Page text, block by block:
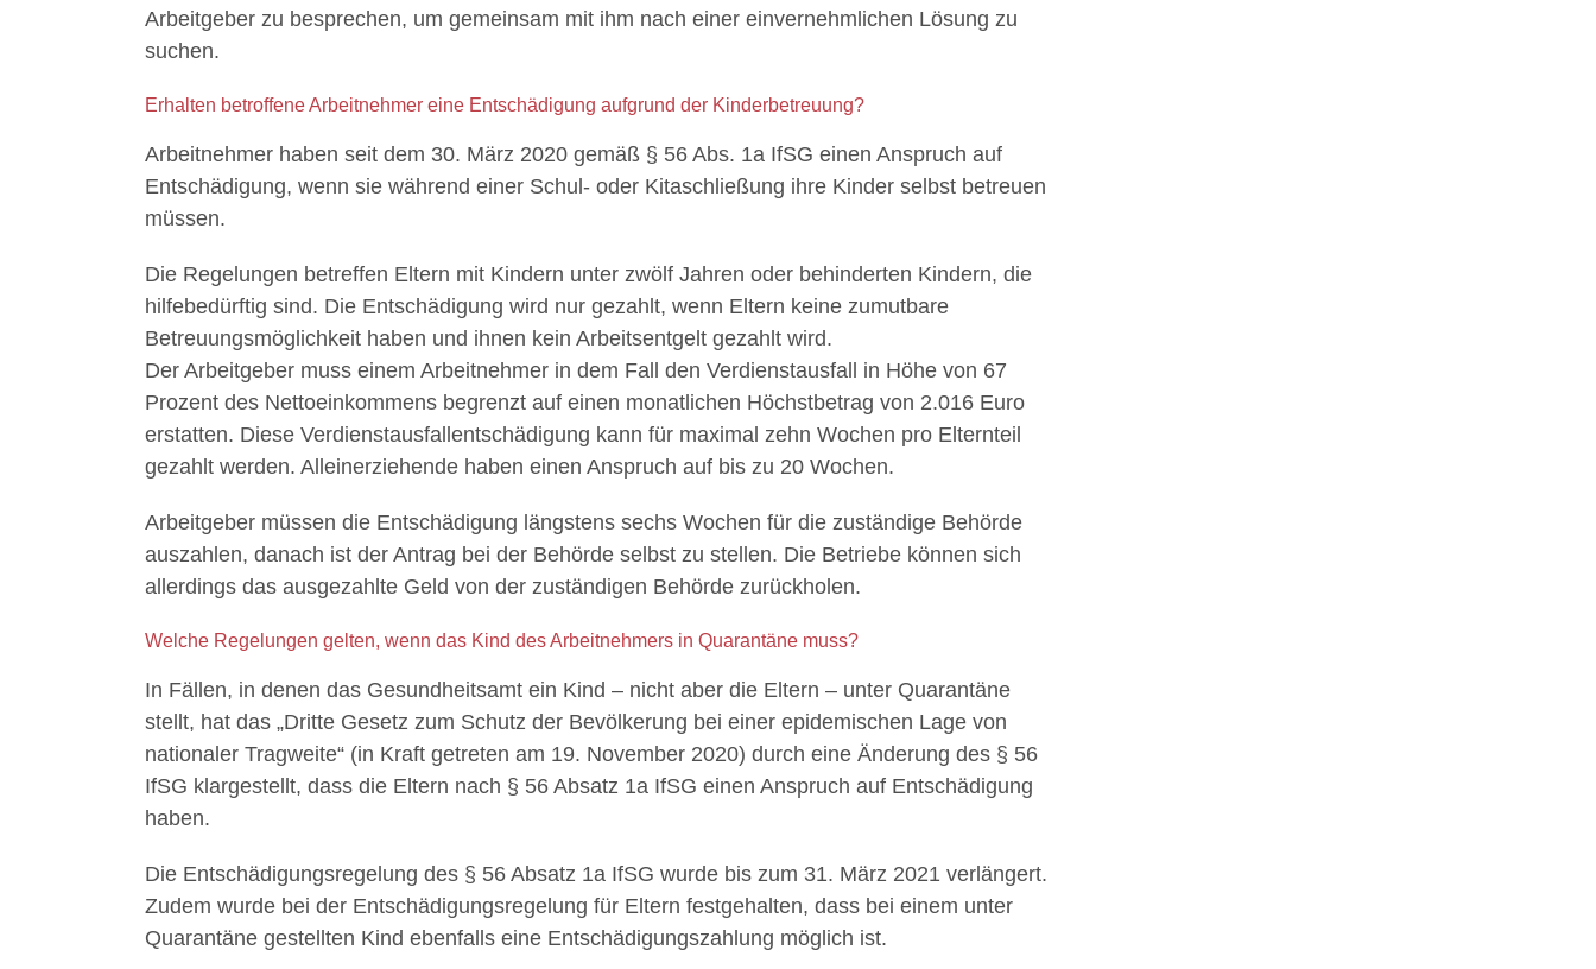
Arbeitgeber zu besprechen, um gemeinsam mit ihm nach einer einvernehmlichen Lösung zu
suchen.
Erhalten betroffene Arbeitnehmer eine Entschädigung aufgrund der Kinderbetreuung?
Arbeitnehmer haben seit dem 30. März 2020 gemäß § 56 Abs. 1a IfSG einen Anspruch auf
Entschädigung, wenn sie während einer Schul- oder Kitaschließung ihre Kinder selbst betreuen
müssen.
Die Regelungen betreffen Eltern mit Kindern unter zwölf Jahren oder behinderten Kindern, die
hilfebedürftig sind. Die Entschädigung wird nur gezahlt, wenn Eltern keine zumutbare
Betreuungsmöglichkeit haben und ihnen kein Arbeitsentgelt gezahlt wird.
Der Arbeitgeber muss einem Arbeitnehmer in dem Fall den Verdienstausfall in Höhe von 67
Prozent des Nettoeinkommens begrenzt auf einen monatlichen Höchstbetrag von 2.016 Euro
erstatten. Diese Verdienstausfallentschädigung kann für maximal zehn Wochen pro Elternteil
gezahlt werden. Alleinerziehende haben einen Anspruch auf bis zu 20 Wochen.
Arbeitgeber müssen die Entschädigung längstens sechs Wochen für die zuständige Behörde
auszahlen, danach ist der Antrag bei der Behörde selbst zu stellen. Die Betriebe können sich
allerdings das ausgezahlte Geld von der zuständigen Behörde zurückholen.
Welche Regelungen gelten, wenn das Kind des Arbeitnehmers in Quarantäne muss?
In Fällen, in denen das Gesundheitsamt ein Kind – nicht aber die Eltern – unter Quarantäne
stellt, hat das „Dritte Gesetz zum Schutz der Bevölkerung bei einer epidemischen Lage von
nationaler Tragweite“ (in Kraft getreten am 19. November 2020) durch eine Änderung des § 56
IfSG klargestellt, dass die Eltern nach § 56 Absatz 1a IfSG einen Anspruch auf Entschädigung
haben.
Die Entschädigungsregelung des § 56 Absatz 1a IfSG wurde bis zum 31. März 2021 verlängert.
Zudem wurde bei der Entschädigungsregelung für Eltern festgehalten, dass bei einem unter
Quarantäne gestellten Kind ebenfalls eine Entschädigungszahlung möglich ist.